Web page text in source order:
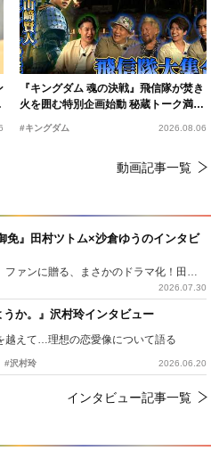
『キングダム 魂の決戦』飛信隊が焚き
火を囲む特別企画始動 秘蔵トーク満載
の“キングダムキャンプ”開催
#キングダム 2026.08.06
動画記事一覧
免』田村ツトム×沙倉ゆうのインタビ
『侍タイムスリッパー』ファンに贈る、まさかのドラマ化！田村ツトム×沙倉ゆうのが語る『心配無用ノ介』撮影秘話
2026.07.30
うか。』沢村玲インタビュー
越えて…理想の恋愛像について語る
#沢村玲 2026.06.20
インタビュー記事一覧